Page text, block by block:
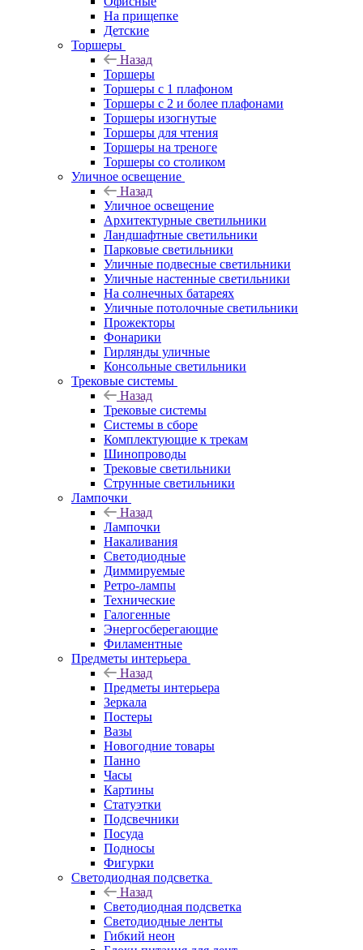
На прищепке
Детские
Торшеры
Назад
Торшеры
Торшеры с 1 плафоном
Торшеры с 2 и более плафонами
Торшеры изогнутые
Торшеры для чтения
Торшеры на треноге
Торшеры со столиком
Уличное освещение
Назад
Уличное освещение
Архитектурные светильники
Ландшафтные светильники
Парковые светильники
Уличные подвесные светильники
Уличные настенные светильники
На солнечных батареях
Уличные потолочные светильники
Прожекторы
Фонарики
Гирлянды уличные
Консольные светильники
Трековые системы
Назад
Трековые системы
Системы в сборе
Комплектующие к трекам
Шинопроводы
Трековые светильники
Струнные светильники
Лампочки
Назад
Лампочки
Накаливания
Светодиодные
Диммируемые
Ретро-лампы
Технические
Галогенные
Энергосберегающие
Филаментные
Предметы интерьера
Назад
Предметы интерьера
Зеркала
Постеры
Вазы
Новогодние товары
Панно
Часы
Картины
Статуэтки
Подсвечники
Посуда
Подносы
Фигурки
Светодиодная подсветка
Назад
Светодиодная подсветка
Светодиодные ленты
Гибкий неон